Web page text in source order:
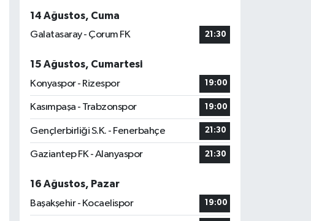
14 Ağustos, Cuma
Galatasaray - Çorum FK
21:30
15 Ağustos, Cumartesi
Konyaspor - Rizespor
19:00
Kasımpaşa - Trabzonspor 19:00
Gençlerbirliği S.K. - Fenerbahçe 21:30
Gaziantep FK - Alanyaspor 21:30
16 Ağustos, Pazar
Başakşehir - Kocaelispor
19:00